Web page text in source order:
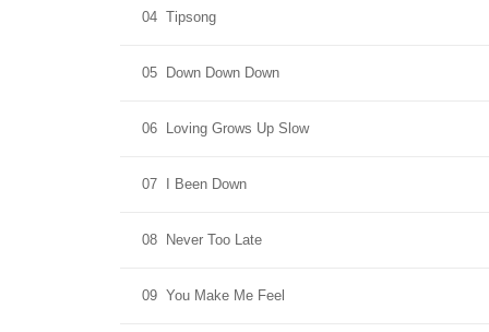
04 Tipsong
05 Down Down Down
06 Loving Grows Up Slow
07 I Been Down
08 Never Too Late
09 You Make Me Feel